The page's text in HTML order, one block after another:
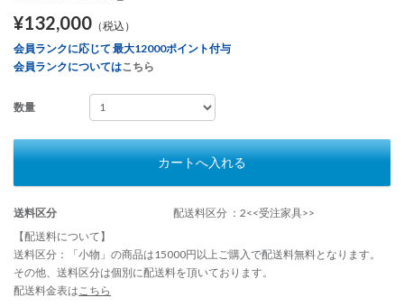
¥132,000 （税込）
会員ランクに応じて 最大12000ポイント付与
会員ランクについてはこちら
数量
カートへ入れる
送料区分
配送料区分 ：2<<受注家具>>
【配送料について】
送料区分：「小物」の商品は15000円以上ご購入で配送料無料となります。
その他、送料区分は個別に配送料を頂いております。
配送料金表は こちら